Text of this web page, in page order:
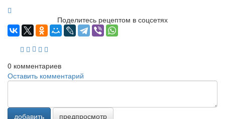
Поделитесь рецептом в соцсетях
0 комментариев
Оставить комментарий
добавить предпросмотр